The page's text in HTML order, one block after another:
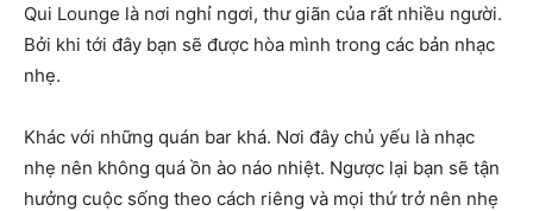
Qui Lounge là nơi nghỉ ngơi, thư giãn của rất nhiều người.
Bởi khi tới đây bạn sẽ được hòa mình trong các bản nhạc
nhẹ.
Khác với những quán bar khá. Nơi đây chủ yếu là nhạc
nhẹ nên không quá ồn ào náo nhiệt. Ngược lại bạn sẽ tận
hưởng cuộc sống theo cách riêng và mọi thứ trở nên nhẹ